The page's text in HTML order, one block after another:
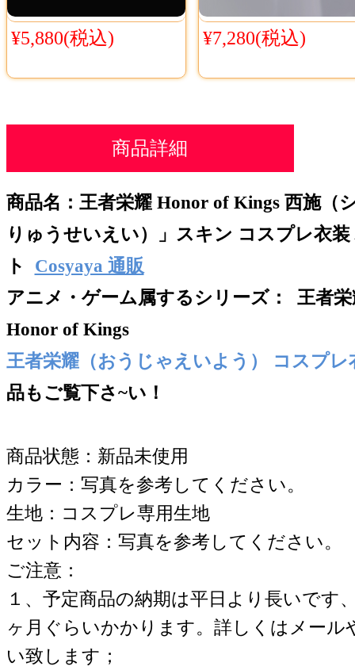
¥5,880(税込) ¥7,280(税込)
商品詳細
商品名： 王者栄耀 Honor of Kings 西施（
りゅうせいえい）」スキン コスプレ衣
ト Cosyaya 通販
アニメ・ゲーム属するシリーズ： 王者
Honor of Kings
王者栄耀（おうじゃえいよう） コスプレ
品もご覧下さ~い！
商品状態：新品未使用
カラー：写真を参考してください。
生地：コスプレ専用生地
セット内容：写真を参考してください。
ご注意：
１、予定商品の納期は平日より長いです
ヶ月ぐらいかかります。詳しくはメール
い致します；